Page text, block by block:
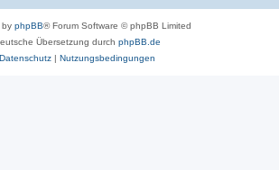
by phpBB® Forum Software © phpBB Limited
Übersetzung durch phpBB.de
Datenschutz| Nutzungsbedingungen